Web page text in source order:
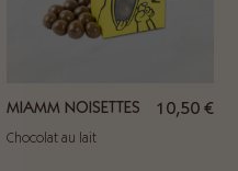
MIAMM NOISETTES 10,50 €
Chocolat au lait